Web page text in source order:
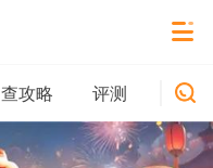
查攻略 评测 新游